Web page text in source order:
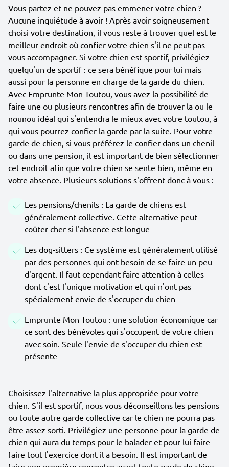
Vous partez et ne pouvez pas emmener votre chien ?
Aucune inquiétude à avoir ! Après avoir soigneusement
choisi votre destination, il vous reste à trouver quel est le
meilleur endroit où confier votre chien s'il ne peut pas
vous accompagner. Si votre chien est sportif, privilégiez
quelqu'un de sportif : ce sera bénéfique pour lui mais
aussi pour la personne en charge de la garde du chien.
Avec Emprunte Mon Toutou, vous avez la possibilité de
faire une ou plusieurs rencontres afin de trouver la ou le
nounou idéal qui s'entendra le mieux avec votre toutou, à
qui vous pourrez confier la garde par la suite. Pour votre
garde de chien, si vous préférez le confier dans un chenil
ou dans une pension, il est important de bien sélectionner
cet endroit afin que votre chien se sente bien, même en
votre absence. Plusieurs solutions s'offrent donc à vous :
Les pensions/chenils : La garde de chiens est
généralement collective. Cette alternative peut
coûter cher si l'absence est longue
Les dog-sitters : Ce système est généralement utilisé
par des personnes qui ont besoin de se faire un peu
d'argent. Il faut cependant faire attention à celles
dont c'est l'unique motivation et qui n'ont pas
spécialement envie de s'occuper du chien
Emprunte Mon Toutou : une solution économique car
ce sont des bénévoles qui s'occupent de votre chien
avec soin. Seule l'envie de s'occuper du chien est
présente
Choisissez l'alternative la plus appropriée pour votre
chien. S'il est sportif, nous vous déconseillons les pensions
ou toute autre garde collective car le chien ne pourra pas
être assez sorti. Privilégiez une personne pour la garde de
chien qui aura du temps pour le balader et pour lui faire
faire tout l'exercice dont il a besoin. Il est important de